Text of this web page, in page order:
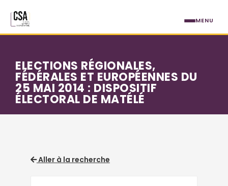
ELECTIONS RÉGIONALES,
FÉDÉRALES ET EUROPÉENNES DU
25 MAI 2014 : DISPOSITIF
ÉLECTORAL DE MATÉLÉ
Aller à la recherche
MENU